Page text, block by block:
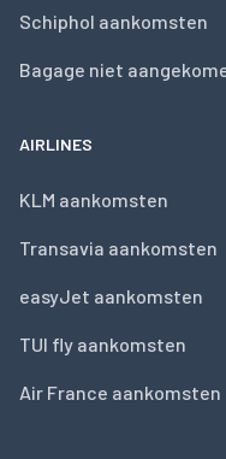
Schiphol aankomsten
Bagage niet
AIRLINES
KLM aankomsten
Transavia aankomsten
easyJet aankomsten
TUI fly aankomsten
Air France aankomsten